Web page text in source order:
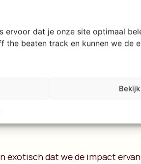
dat je onze site optimaal
the beaten track en kunnen we de
grote en nare gevolgen
nogal hypocriet van onze
de goed nieuws verhalen te
je waarschijnlijk al vaker je
van mensen die ziek zijn. Maar
van afgelopen winter
exotisch dat we de impact ervan